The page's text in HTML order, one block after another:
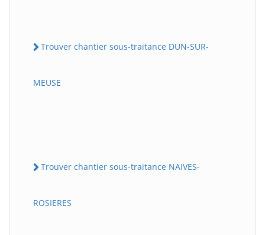
Trouver chantier sous-traitance DUN-SUR-
MEUSE
Trouver chantier sous-traitance NAIVES-
ROSIERES